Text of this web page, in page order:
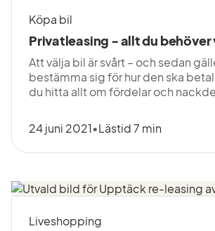
Köpa bil
Privatleasing - allt du behöver
Att välja bil är svårt – och sedan
bestämma sig för hur den ska
du hitta allt om fördelar och
24 juni 2021•Lästid 7 min
Liveshopping